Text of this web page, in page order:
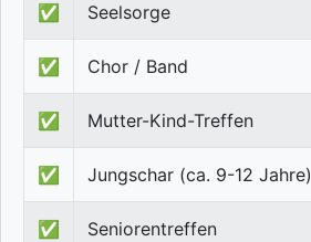
✅ Seelsorge
✅ Chor / Band
✅ Mutter-Kind-Treffen
✅ Jungschar (ca. 9-12 Jahre)
✅ Seniorentreffen